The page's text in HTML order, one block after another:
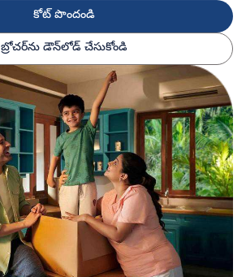
కోట్ పొందండి
బ్రోచర్‌ను డౌన్‌లోడ్ చేసుకోండి